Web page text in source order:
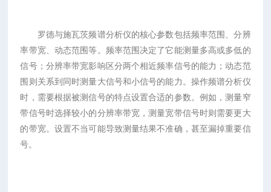
罗德与施瓦茨频谱分析仪的核心参数包括频率范围、分辨
率带宽、动态范围等。频率范围决定了它能测量多高或多低的
信号；分辨率带宽影响区分两个相近频率信号的能力；动态范
围则关系到同时测量大信号和小信号的能力。操作频谱分析仪
时，需要根据被测信号的特点设置合适的参数。例如，测量窄
带信号时选择较小的分辨率带宽，测量宽带信号时则需要更大
的带宽。设置不当可能导致测量结果不准确，甚至漏掉重要信
号。